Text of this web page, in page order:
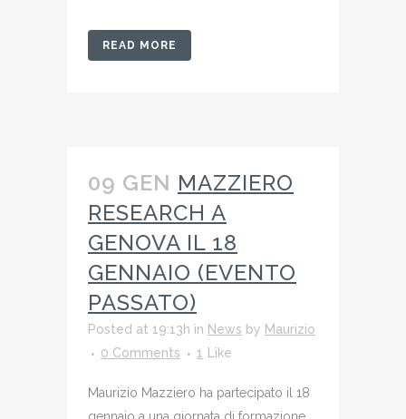
READ MORE
09 GEN MAZZIERO
RESEARCH A
GENOVA IL 18
GENNAIO (EVENTO
PASSATO)
Posted at 19:13h in News by Maurizio
0 Comments
1 Like
Maurizio Mazziero ha partecipato il 18